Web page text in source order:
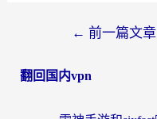
← 前一篇文章
翻回国内vpn